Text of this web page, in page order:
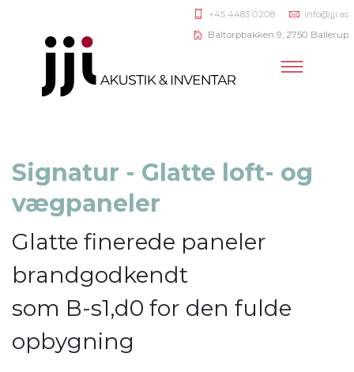
+45 4483 0208
info@jji.as
Baltorpbakken 9, 2750 Ballerup
Signatur - Glatte loft- og
vægpaneler
Glatte finerede paneler
brandgodkendt
som B-s1,d0 for den fulde
opbygning